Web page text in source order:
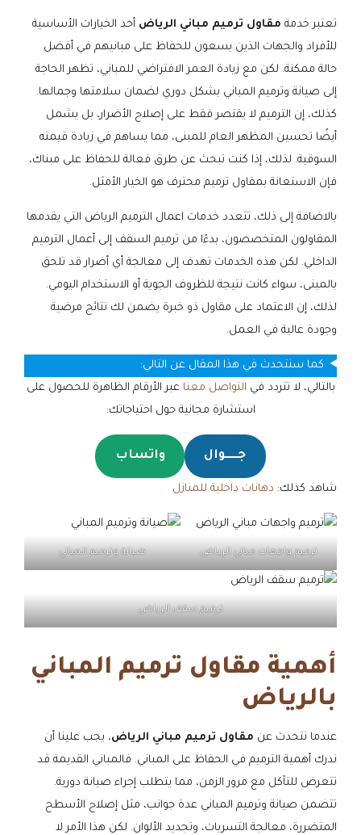
تعتبر خدمة مقاول ترميم مباني الرياض أحد الخيارات الأساسية
للأفراد والجهات الذين يسعون للحفاظ على مبانيهم في أفضل
حالة ممكنة. لكن مع زيادة العمر الافتراضي للمباني، تظهر الحاجة
إلى صيانة وترميم المباني بشكل دوري لضمان سلامتها وجمالها.
كذلك، إن الترميم لا يقتصر فقط على إصلاح الأضرار، بل يشمل
أيضًا تحسين المظهر العام للمبنى، مما يساهم في زيادة قيمته
السوقية. لذلك، إذا كنت تبحث عن طرق فعالة للحفاظ على مبناك،
فإن الاستعانة بمقاول ترميم محترف هو الخيار الأمثل.
بالاضافة إلى ذلك، تتعدد خدمات اعمال الترميم الرياض التي يقدمها
المقاولون المتخصصون، بدءًا من ترميم السقف إلى أعمال الترميم
الداخلي. لكن هذه الخدمات تهدف إلى معالجة أي أضرار قد تلحق
بالمبنى، سواء كانت نتيجة للظروف الجوية أو الاستخدام اليومي.
لذلك، إن الاعتماد على مقاول ذو خبرة يضمن لك نتائج مرضية
وجودة عالية في العمل.
كما سنتحدث في هذا المقال عن التالي:
بالتالي، لا تتردد في التواصل معنا عبر الأرقام الظاهرة للحصول على
استشارة مجانية حول احتياجاتك:
جـــــوال واتساب
شاهد كذلك: دهانات داخلية للمنازل
ترميم واجهات مباني الرياض صيانة وترميم المباني
ترميم سقف الرياض
أهمية مقاول ترميم المباني
بالرياض
عندما نتحدث عن مقاول ترميم مباني الرياض، يجب علينا أن
ندرك أهمية الترميم في الحفاظ على المباني. فالمباني القديمة قد
تتعرض للتآكل مع مرور الزمن، مما يتطلب إجراء صيانة دورية.
تتضمن صيانة وترميم المباني عدة جوانب، مثل إصلاح الأسطح
المتضررة، معالجة التسربات، وتجديد الألوان. لكن هذا الأمر لا